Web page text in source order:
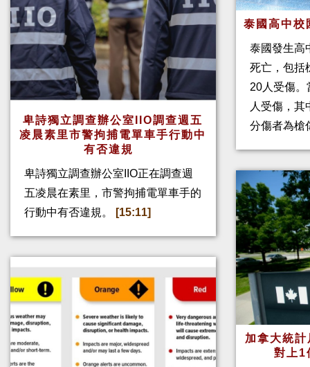
卑詩獨立調查辦公室IIO調查週五
凌晨素里市警拘捕電單車手行動中
有否違規
卑詩獨立調查辦公室IIO正在調查週
五凌晨在素里，市警拘捕電單車手的
行動中有否違規。
[15:11]
泰國高中
泰國發生高
死亡，包括
20人受傷
人受傷，其
分傷者為槍
加拿大統
對上